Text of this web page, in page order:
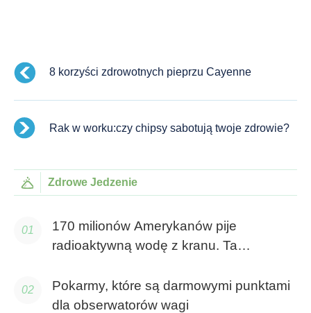
8 korzyści zdrowotnych pieprzu Cayenne
Rak w worku:czy chipsy sabotują twoje zdrowie?
Zdrowe Jedzenie
170 milionów Amerykanów pije
radioaktywną wodę z kranu. Ta
jesteś.
Pokarmy, które są darmowymi punktami
dla obserwatorów wagi